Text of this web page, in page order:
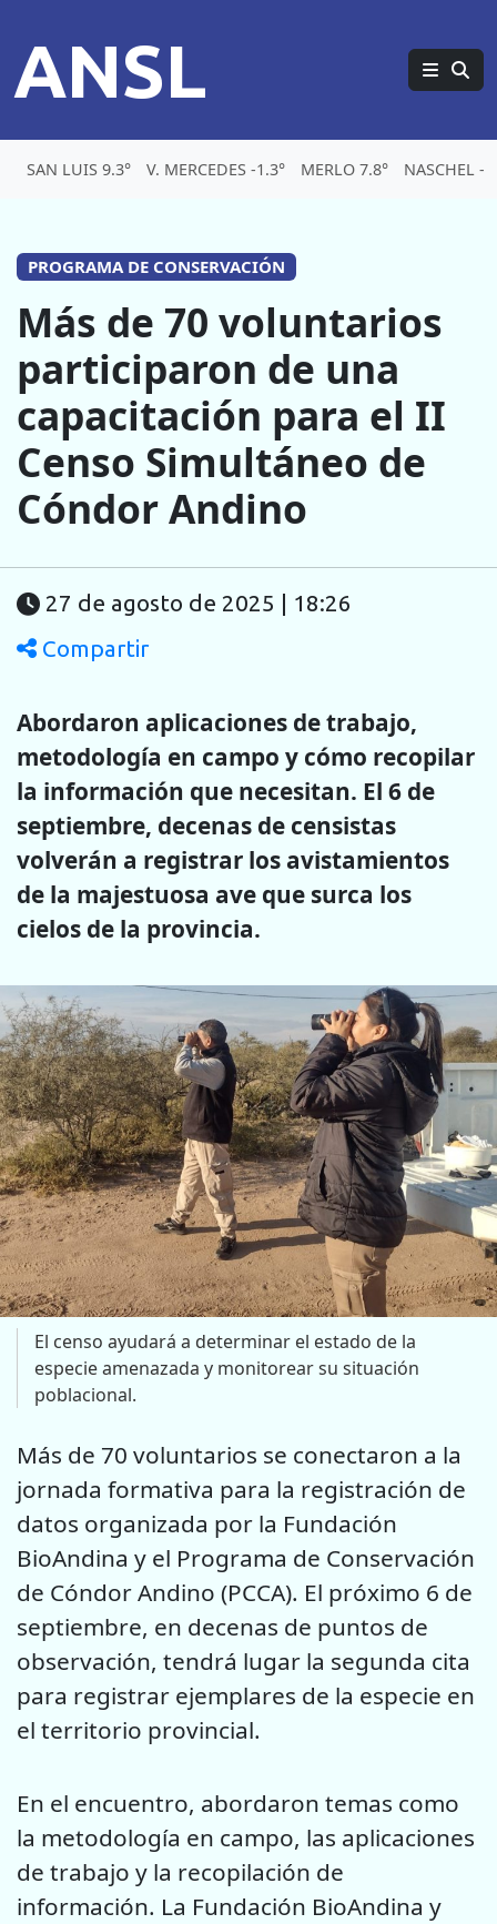
ANSL
SAN LUIS 9.3° V. MERCEDES -1.3° MERLO 7.8° NASCHEL -
PROGRAMA DE CONSERVACIÓN
Más de 70 voluntarios
participaron de una
capacitación para el II
Censo Simultáneo de
Cóndor Andino
27 de agosto de 2025 | 18:26
Compartir
Abordaron aplicaciones de trabajo,
metodología en campo y cómo recopilar
la información que necesitan. El 6 de
septiembre, decenas de censistas
volverán a registrar los avistamientos
de la majestuosa ave que surca los
cielos de la provincia.
El censo ayudará a determinar el estado de la
especie amenazada y monitorear su situación
poblacional.
Más de 70 voluntarios se conectaron a la
jornada formativa para la registración de
datos organizada por la Fundación
BioAndina y el Programa de Conservación
de Cóndor Andino (PCCA). El próximo 6 de
septiembre, en decenas de puntos de
observación, tendrá lugar la segunda cita
para registrar ejemplares de la especie en
el territorio provincial.
En el encuentro, abordaron temas como
la metodología en campo, las aplicaciones
de trabajo y la recopilación de
información. La Fundación BioAndina y